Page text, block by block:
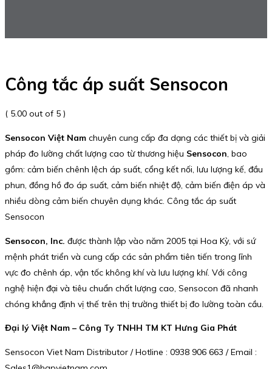
Công tắc áp suất Sensocon
( 5.00 out of 5 )
Sensocon Việt Nam chuyên cung cấp đa dạng các thiết bị và giải
pháp đo lường chất lượng cao từ thương hiệu Sensocon , bao
gồm: cảm biến chênh lệch áp suất, cổng kết nối, lưu lượng kế, đầu
phun, đồng hồ đo áp suất, cảm biến nhiệt độ, cảm biến điện áp và
nhiều dòng cảm biến chuyên dụng khác. Công tắc áp suất
Sensocon
Sensocon, Inc. được thành lập vào năm 2005 tại Hoa Kỳ, với sứ
mệnh phát triển và cung cấp các sản phẩm tiên tiến trong lĩnh
vực đo chênh áp, vận tốc không khí và lưu lượng khí. Với công
nghệ hiện đại và tiêu chuẩn chất lượng cao, Sensocon đã nhanh
chóng khẳng định vị thế trên thị trường thiết bị đo lường toàn cầu.
Đại lý Việt Nam – Công Ty TNHH TM KT Hưng Gia Phát
Sensocon Viet Nam Distributor / Hotline : 0938 906 663 / Email :